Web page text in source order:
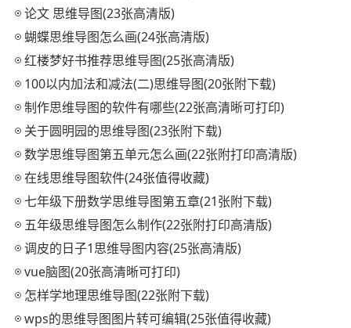
论文 思维导图(23张高清版)
蝴蝶思维导图怎么画(24张高清版)
红楼梦好书推荐思维导图(25张高清版)
100以内加法和减法(二)思维导图(20张附下载)
制作思维导图的软件有哪些(22张高清晰可打印)
关于圆明园的思维导图(23张附下载)
数学思维导图第五单元怎么画(22张附打印高清版)
在线思维导图软件(24张值得收藏)
七年级下册数学思维导图第五章(21张附下载)
五年级思维导图怎么制作(22张附打印高清版)
调皮的日子1思维导图内容(25张高清版)
vue脑图(20张高清晰可打印)
怎样学地理思维导图(22张附下载)
wps的思维导图图片转可编辑(25张值得收藏)